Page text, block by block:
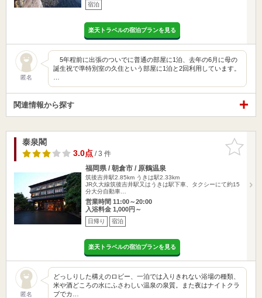
宿泊
楽天トラベルの宿泊プランを見る
匿名
5年程前に出張のついでに普通の部屋に1泊、去年の6月に母の
誕生祝で準特別室の久住という部屋に1泊と2回利用しています。
関連情報から探す
お気に入
りに追加
泰泉閣
3.0点/ 3 件
福岡県 / 朝倉市 / 原鶴温泉
筑後吉井駅2.85km うきは駅2.33km
JR久大線筑後吉井駅又はうきは駅下車、タクシーにて約15
分大分自動車…
営業時間 11:00～20:00
入浴料金 1,000円～
日帰り 宿泊
楽天トラベルの宿泊プランを見る
匿名
どっしりした構えのロビー、一泊では入りきれない浴場の種類、
米や酒どころの水にふさわしい温泉の泉質。また夜はナイトクラ
ブでカ…